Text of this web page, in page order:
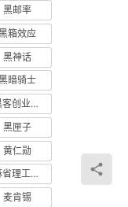
黑邮率
箱效应
黑神话
暗骑士
黑客创业主义
黑匣子
黄仁勋
麻省理工学院
麦肯锡